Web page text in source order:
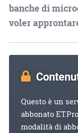
banche di
voler
Questo è un
abbonato
modalità di